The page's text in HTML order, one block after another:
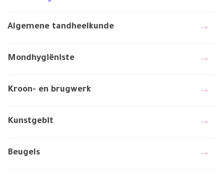
Algemene tandheelkunde
Mondhygiëniste
Kroon- en brugwerk
Kunstgebit
Beugels